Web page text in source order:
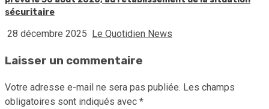
sécuritaire
28 décembre 2025 Le Quotidien News
Laisser un commentaire
Votre adresse e-mail ne sera pas publiée. Les champs
obligatoires sont indiqués avec *